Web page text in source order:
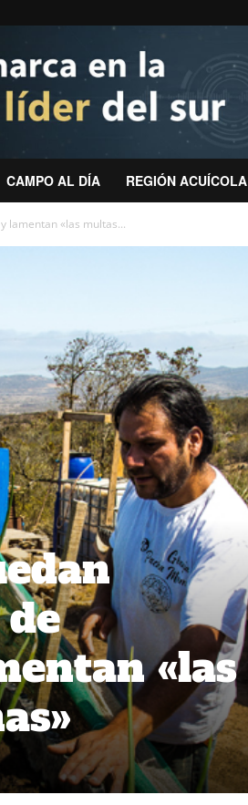
CAMPO AL DÍA REGIÓN ACUÍCOLA
lamentan «las multas...
«las